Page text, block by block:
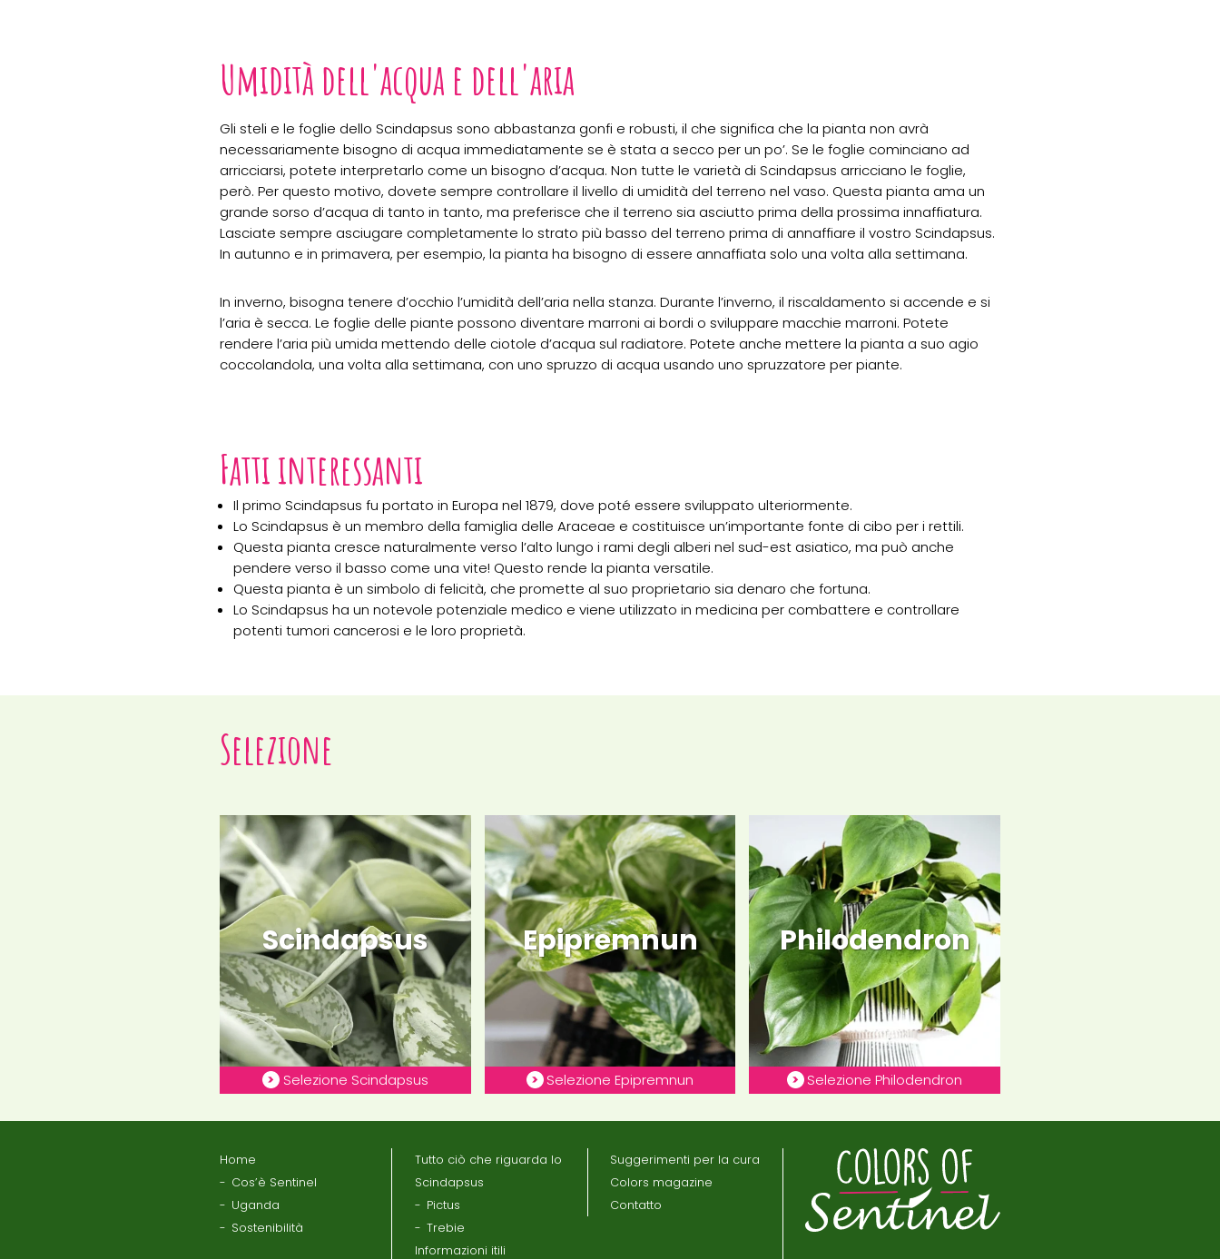
Umidità dell'acqua e dell'aria
Gli steli e le foglie dello Scindapsus sono abbastanza gonfi e robusti, il che significa che la pianta non avrà
necessariamente bisogno di acqua immediatamente se è stata a secco per un po’. Se le foglie cominciano ad
arricciarsi, potete interpretarlo come un bisogno d’acqua. Non tutte le varietà di Scindapsus arricciano le foglie,
però. Per questo motivo, dovete sempre controllare il livello di umidità del terreno nel vaso. Questa pianta ama un
grande sorso d’acqua di tanto in tanto, ma preferisce che il terreno sia asciutto prima della prossima innaffiatura.
Lasciate sempre asciugare completamente lo strato più basso del terreno prima di annaffiare il vostro Scindapsus.
In autunno e in primavera, per esempio, la pianta ha bisogno di essere annaffiata solo una volta alla settimana.
In inverno, bisogna tenere d’occhio l’umidità dell’aria nella stanza. Durante l’inverno, il riscaldamento si accende e si
l’aria è secca. Le foglie delle piante possono diventare marroni ai bordi o sviluppare macchie marroni. Potete
rendere l’aria più umida mettendo delle ciotole d’acqua sul radiatore. Potete anche mettere la pianta a suo agio
coccolandola, una volta alla settimana, con uno spruzzo di acqua usando uno spruzzatore per piante.
Fatti interessanti
Il primo Scindapsus fu portato in Europa nel 1879, dove poté essere sviluppato ulteriormente.
Lo Scindapsus è un membro della famiglia delle Araceae e costituisce un’importante fonte di cibo per i rettili.
Questa pianta cresce naturalmente verso l’alto lungo i rami degli alberi nel sud-est asiatico, ma può anche
pendere verso il basso come una vite! Questo rende la pianta versatile.
Questa pianta è un simbolo di felicità, che promette al suo proprietario sia denaro che fortuna.
Lo Scindapsus ha un notevole potenziale medico e viene utilizzato in medicina per combattere e controllare
potenti tumori cancerosi e le loro proprietà.
Selezione
Scindapsus
Selezione Scindapsus
Epipremnun
Selezione Epipremnun
Philodendron
Selezione Philodendron
Home
Cos’è Sentinel
Uganda
Sostenibilità
Tutto ciò che riguarda lo
Scindapsus
Pictus
Trebie
Informazioni itili
Suggerimenti per la cura
Colors magazine
Contatto